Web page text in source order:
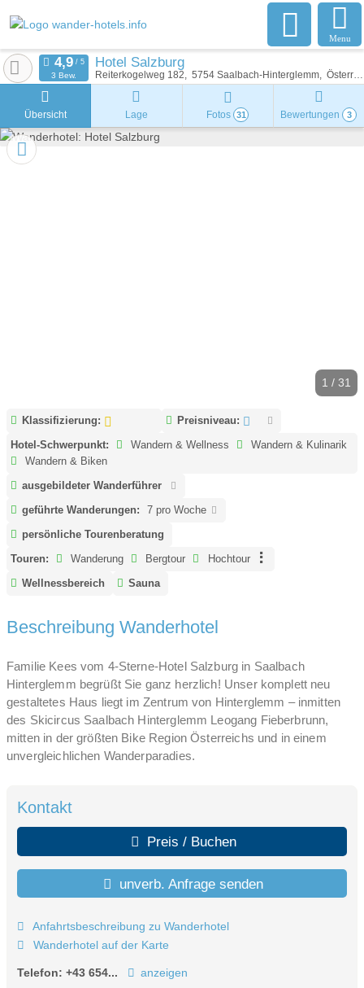
Menu
Hotel Salzburg
Reiterkogelweg 182 5754 Saalbach-Hinterglemm Österreich
3 Bew.
Übersicht Lage Fotos 31 Bewertungen 3
1 / 31
Klassifizierung:
Preisniveau:
Hotel-Schwerpunkt:
Wandern & Wellness
Wandern & Kulinarik
Wandern & Biken
ausgebildeter Wanderführer
geführte Wanderungen:
7 pro Woche
persönliche Tourenberatung
Touren:
Wanderung Bergtour
Hochtour
Wellnessbereich
Sauna
Beschreibung Wanderhotel
Familie Kees vom 4-Sterne-Hotel Salzburg in Saalbach
Hinterglemm begrüßt Sie ganz herzlich! Unser komplett neu
gestaltetes Haus liegt im Zentrum von Hinterglemm – inmitten
des Skicircus Saalbach Hinterglemm Leogang Fieberbrunn,
mitten in der größten Bike Region Österreichs und in einem
unvergleichlichen Wanderparadies.
Kontakt
Preis / Buchen
unverb. Anfrage senden
Anfahrtsbeschreibung zu Wanderhotel
Wanderhotel auf der Karte
Telefon: +43 654... anzeigen